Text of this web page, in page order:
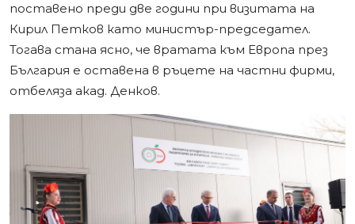
поставено преди две години при визитата на
Кирил Петков като министър-председател.
Тогава стана ясно, че вратата към Европа през
България е оставена в ръцете на частни фирми,
отбеляза акад. Денков.